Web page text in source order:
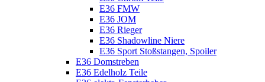
E36 FMW
E36 JOM
E36 Rieger
E36 Shadowline Niere
E36 Sport Stoßstangen, Spoiler
E36 Domstreben
E36 Edelholz Teile